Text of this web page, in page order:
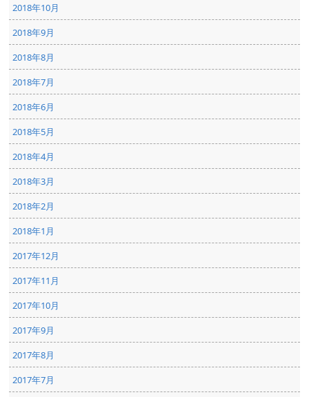
2018年10月
2018年9月
2018年8月
2018年7月
2018年6月
2018年5月
2018年4月
2018年3月
2018年2月
2018年1月
2017年12月
2017年11月
2017年10月
2017年9月
2017年8月
2017年7月